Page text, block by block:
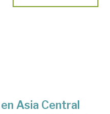
Asia Central